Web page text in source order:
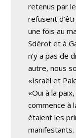
retenus par
refusent
une fois au
Sdérot et à
n’y a pas de
autre, nous
«Israël et
«Oui à la
commence à
étaient les
manifestants.